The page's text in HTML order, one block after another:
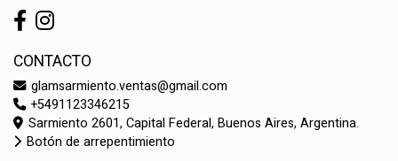
CONTACTO
glamsarmiento.ventas@gmail.com
+5491123346215
Sarmiento 2601, Capital Federal, Buenos Aires, Argentina.
Botón de arrepentimiento